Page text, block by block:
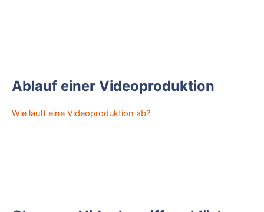
Ablauf einer Videoproduktion
Wie läuft eine Videoproduktion ab?